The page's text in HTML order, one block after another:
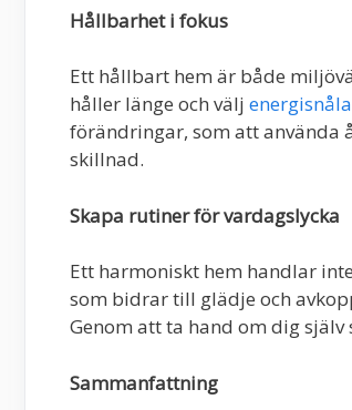
Hållbarhet i fokus
Ett hållbart hem är både
håller länge och välj
förändringar, som att använda
skillnad.
Skapa rutiner för vardagslycka
Ett harmoniskt hem handlar
som bidrar till glädje och
Genom att ta hand om dig
Sammanfattning